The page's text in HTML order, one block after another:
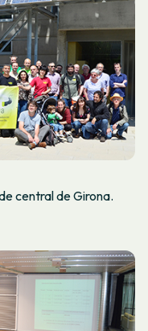
central de Girona.